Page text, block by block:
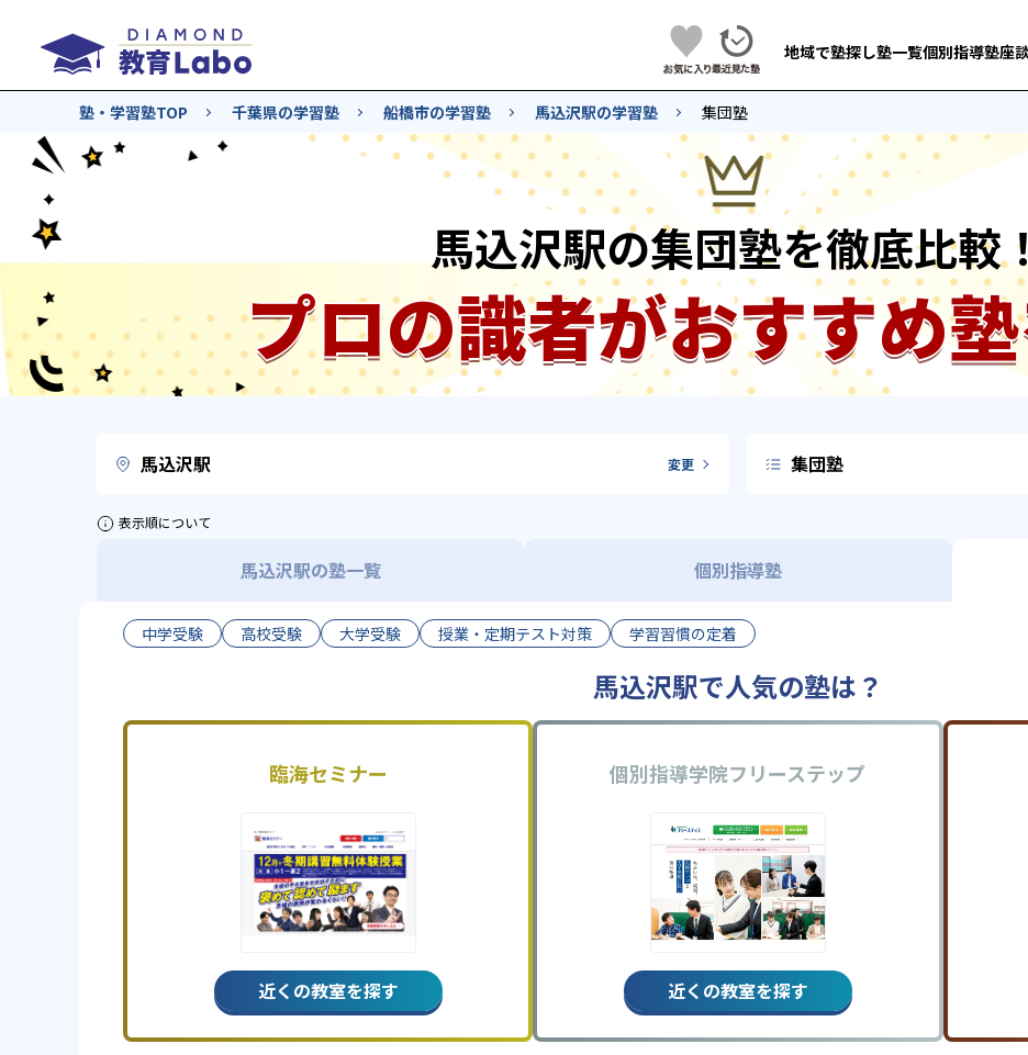
地域で塾探し塾一覧個別指導塾座
塾・学習塾TOP 千葉県の学習塾 船橋市の学習塾 馬込沢駅の学習塾 集団塾
馬込沢駅の集団塾を徹底比較
プロの識者がおすすめ
馬込沢駅 変更 集団塾
表示順について
馬込沢駅の塾一覧 個別指導塾
中学受験 高校受験 大学受験 授業・定期テスト対策 学習習慣の定着
馬込沢駅で人気の塾は？
臨海セミナー
近くの教室を探す
個別指導学院フリーステップ
近くの教室を探す